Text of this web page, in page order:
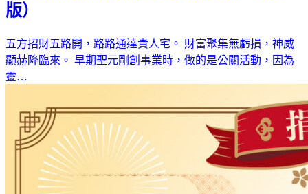
版）
五方招財五路開，路路通達貴人宅。 財富聚集無虧損，神威
顯赫降臨來。 早期聖元剛創事業時，做的是公關活動，因為
靈…